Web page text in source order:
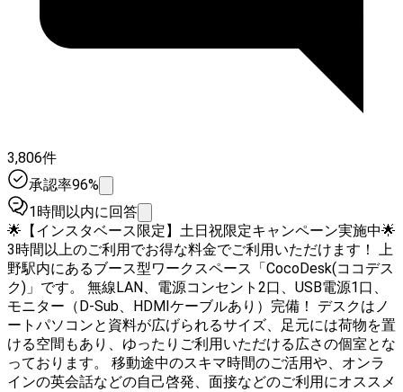
3,806件
承認率96%
1時間以内に回答
🌟【インスタベース限定】土日祝限定キャンペーン実施中🌟
3時間以上のご利用でお得な料金でご利用いただけます！ 上
野駅内にあるブース型ワークスペース「CocoDesk(ココデス
ク)」です。 無線LAN、電源コンセント2口、USB電源1口、
モニター（D-Sub、HDMIケーブルあり）完備！ デスクはノ
ートパソコンと資料が広げられるサイズ、足元には荷物を置
ける空間もあり、ゆったりご利用いただける広さの個室とな
っております。 移動途中のスキマ時間のご活用や、オンラ
インの英会話などの自己啓発、面接などのご利用にオススメ